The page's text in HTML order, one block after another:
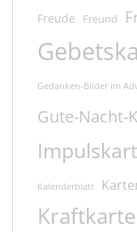
Freude Freund
Gedanken-Bilder im
Gute-Nacht-
Kalenderblatt